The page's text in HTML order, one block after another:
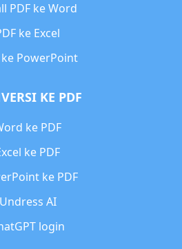
PDF ke Word
ke Excel
ke PowerPoint
KE PDF
ke PDF
ke PDF
ke PDF
Undress AI
login